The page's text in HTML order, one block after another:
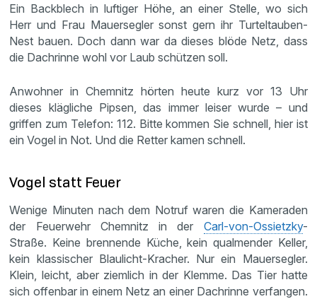
Ein Backblech in luftiger Höhe, an einer Stelle, wo sich
Herr und Frau Mauersegler sonst gern ihr Turteltauben-
Nest bauen. Doch dann war da dieses blöde Netz, dass
die Dachrinne wohl vor Laub schützen soll.
Anwohner in Chemnitz hörten heute kurz vor 13 Uhr
dieses klägliche Pipsen, das immer leiser wurde – und
griffen zum Telefon: 112. Bitte kommen Sie schnell, hier ist
ein Vogel in Not. Und die Retter kamen schnell.
Vogel statt Feuer
Wenige Minuten nach dem Notruf waren die Kameraden
der Feuerwehr Chemnitz in der Carl-von-Ossietzky-
Straße. Keine brennende Küche, kein qualmender Keller,
kein klassischer Blaulicht-Kracher. Nur ein Mauersegler.
Klein, leicht, aber ziemlich in der Klemme. Das Tier hatte
sich offenbar in einem Netz an einer Dachrinne verfangen.